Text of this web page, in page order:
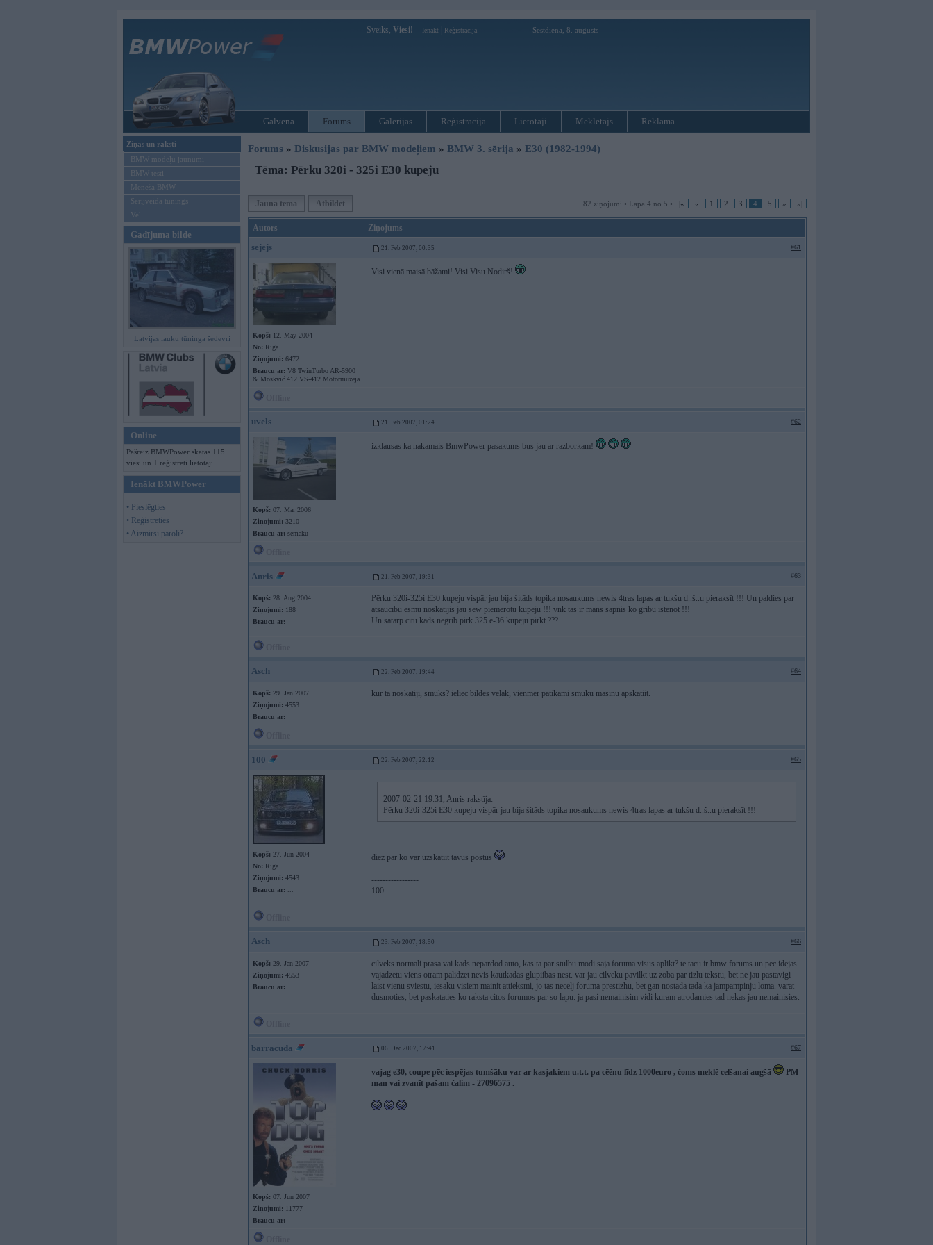
Sveiks, Viesi! Ienākt Reģistrācija Sestdiena, 8. augusts
Galvenā Forums Galerijas Reģistrācija Lietotāji Meklētājs Reklāma
Ziņas un raksti
BMW modeļu jaunumi
BMW testi
Mēneša BMW
Sērijveida tūnings
Vel...
Gadījuma bilde
Latvijas lauku tūninga šedevri
Online
Pašreiz BMWPower skatās 115
viesi un 1 reģistrēti lietotāji.
Ienākt BMWPower
• Pieslēgties
• Reģistrēties
• Aizmirsi paroli?
Forums » Diskusijas par BMW modeļiem » BMW 3. sērija » E30 (1982-1994)
Tēma: Pērku 320i - 325i E30 kupeju
Jauna tēma Atbildēt 82 ziņojumi • Lapa 4 no 5 • |« « 1 2 3 4 5 » »|
Autors Ziņojums
sejejs 21. Feb 2007, 00:35 #61
Kopš: 12. May 2004
No: Rīga
Ziņojumi: 6472
Braucu ar: V8 TwinTurbo AR-5900
& Moskvič 412 VS-412 Motormuzejā
Visi vienā maisā bāžami! Visi Visu Nodirš!
uvels 21. Feb 2007, 01:24 #62
Kopš: 07. Mar 2006
Ziņojumi: 3210
Braucu ar: semaku
izklausas ka nakamais BmwPower pasakums bus jau ar razborkam!
Anris 21. Feb 2007, 19:31 #63
Kopš: 28. Aug 2004
Ziņojumi: 188
Braucu ar:
Pērku 320i-325i E30 kupeju vispār jau bija šitāds topika nosaukums newis 4tras lapas ar tukšu d..š..u pieraksīt !!! Un paldies par
atsaucību esmu noskatijis jau sew piemērotu kupeju !!! vnk tas ir mans sapnis ko gribu īstenot !!!
Un satarp citu kāds negrib pirk 325 e-36 kupeju pirkt ???
Asch 22. Feb 2007, 19:44 #64
Kopš: 29. Jan 2007
Ziņojumi: 4553
Braucu ar:
kur ta noskatiji, smuks? ieliec bildes velak, vienmer patikami smuku masinu apskatiit.
100 22. Feb 2007, 22:12 #65
Kopš: 27. Jun 2004
No: Rīga
Ziņojumi: 4543
Braucu ar:
2007-02-21 19:31, Anris rakstīja:
Pērku 320i-325i E30 kupeju vispār jau bija šitāds topika nosaukums newis 4tras lapas ar tukšu d..š..u pieraksīt !!!
diez par ko var uzskatiit tavus postus
-----------------
100.
Asch 23. Feb 2007, 18:50 #66
Kopš: 29. Jan 2007
Ziņojumi: 4553
Braucu ar:
cilveks normali prasa vai kads nepardod auto, kas ta par stulbu modi saja foruma visus aplikt? te tacu ir bmw forums un pec idejas
vajadzetu viens otram palidzet nevis kautkadas glupiibas nest. var jau cilveku pavilkt uz zoba par tizlu tekstu, bet ne jau pastavigi
laist vienu sviestu, iesaku visiem mainit attieksmi, jo tas necelj foruma prestizhu, bet gan nostada tada ka jampampinju loma. varat
dusmoties, bet paskataties ko raksta citos forumos par so lapu. ja pasi nemainisim vidi kuram atrodamies tad nekas jau nemainisies.
barracuda 06. Dec 2007, 17:41 #67
Kopš: 07. Jun 2007
Ziņojumi: 11777
Braucu ar:
vajag e30, coupe pēc iespējas tumšāku var ar kasjakiem u.t.t. pa cēēnu līdz 1000euro , čoms meklē celšanai augšā
PM
man vai zvanīt pašam čalim - 27096575 .